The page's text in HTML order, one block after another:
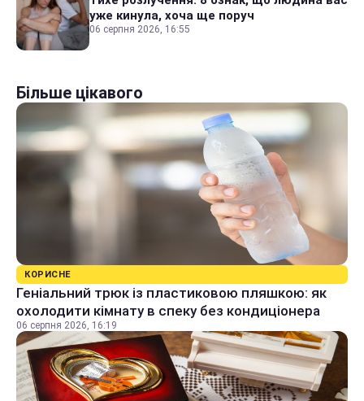
уже кинула, хоча ще поруч
06 серпня 2026, 16:55
Більше цікавого
КОРИСНЕ
Геніальний трюк із пластиковою пляшкою: як
охолодити кімнату в спеку без кондиціонера
06 серпня 2026, 16:19